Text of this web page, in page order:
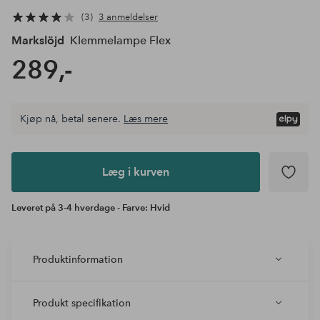
3 3 anmeldelser
Markslöjd Klemmelampe Flex
289,-
Læg i
Kjøp nå, betal senere. Læs mere
Læg i kurven
Leveret på 3-4 hverdage - Farve: Hvid
Produktinformation
Produkt specifikation